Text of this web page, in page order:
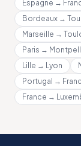
Espagne →
Bordeaux →
Marseille →
Paris →
Lille → Lyon
Portugal →
France →